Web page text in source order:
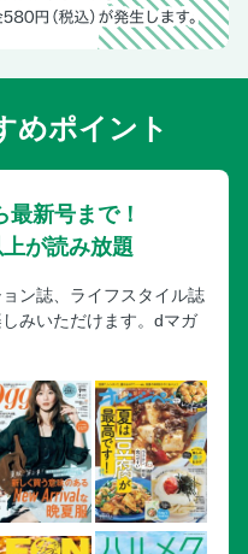
めポイント
新号まで！
が読み放題
ン誌、ライフスタイル誌
みいただけます。dマガ